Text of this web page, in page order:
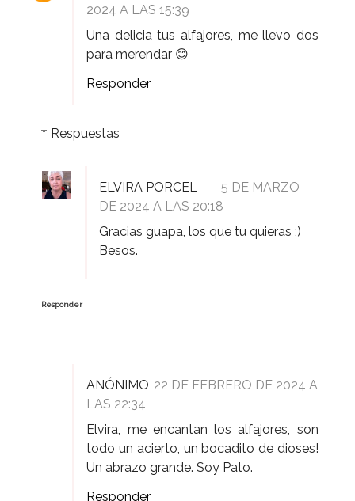
2024 A LAS 15:39
Una delicia tus alfajores, me llevo dos
para merendar 😊
Responder
Respuestas
ELVIRA PORCEL
5 DE MARZO
DE 2024 A LAS 20:18
Gracias guapa, los que tu quieras ;)
Besos.
Responder
ANÓNIMO 22 DE FEBRERO DE 2024 A
LAS 22:34
Elvira, me encantan los alfajores, son
todo un acierto, un bocadito de dioses!
Un abrazo grande. Soy Pato.
Responder